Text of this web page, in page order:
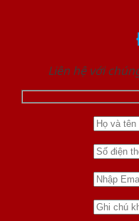
Liên hệ với